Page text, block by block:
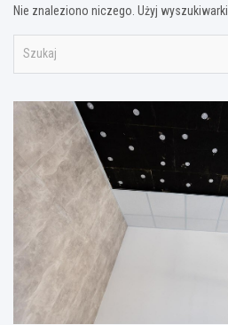
Nie znaleziono niczego. Użyj wyszukiwarki.
k